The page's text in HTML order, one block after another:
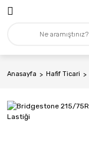
Anasayfa Hafif Ticari